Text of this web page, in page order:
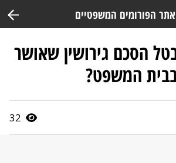
אתר הפורומים המשפטיים
הסכם גירושין שאושר
המשפט?
32